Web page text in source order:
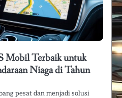
Mobil Terbaik untuk
Niaga di Tahun
pesat dan menjadi solusi